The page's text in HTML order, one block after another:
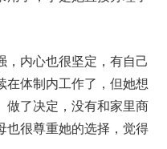
，内心也很坚定，有自己
在体制内工作了，但她想
做了决定，没有和家里商
也很尊重她的选择，觉得